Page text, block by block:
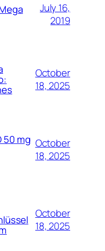
July 16,
2019
October
18, 2025
50 mg October
18, 2025
October
18, 2025